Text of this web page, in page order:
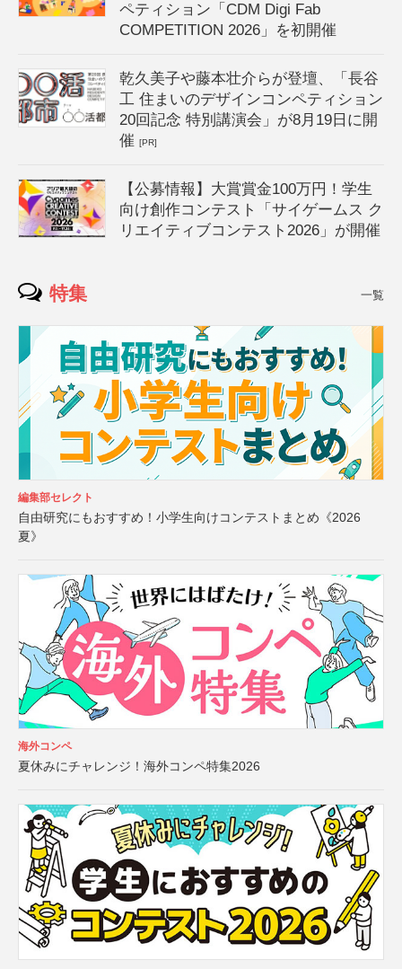
ペティション「CDM Digi Fab
COMPETITION 2026」を初開催
乾久美子や藤本壮介らが登壇、「長谷
工 住まいのデザインコンペティション
20回記念 特別講演会」が8月19日に開
催[PR]
【公募情報】大賞賞金100万円！学生
向け創作コンテスト「サイゲームス ク
リエイティブコンテスト2026」が開催
特集 一覧
編集部セレクト
自由研究にもおすすめ！小学生向けコンテストまとめ《2026
夏》
海外コンペ
夏休みにチャレンジ！海外コンペ特集2026